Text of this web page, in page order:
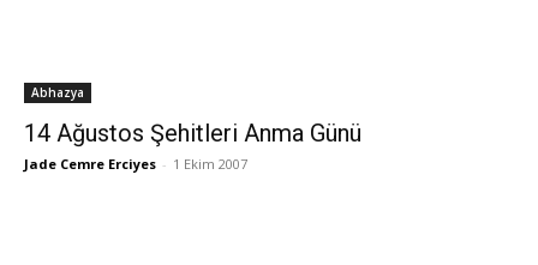
Abhazya
14 Ağustos Şehitleri Anma Günü
Jade Cemre Erciyes - 1 Ekim 2007